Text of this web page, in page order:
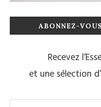
ABONNEZ-
Recevez
et une sélection